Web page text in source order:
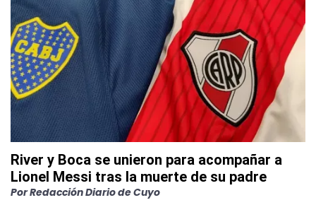
River y Boca se unieron para acompañar a
Lionel Messi tras la muerte de su padre
PorRedacción Diario de Cuyo